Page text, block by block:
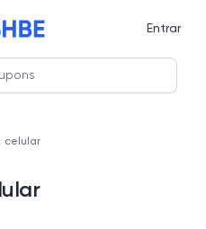
Entrar
celular